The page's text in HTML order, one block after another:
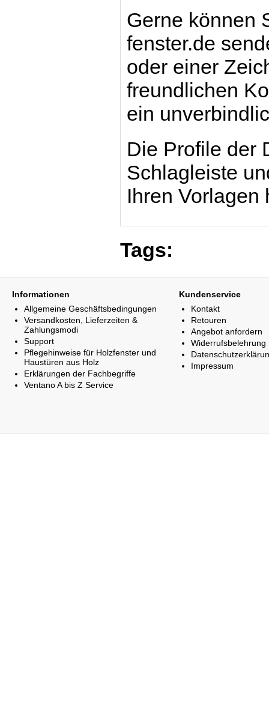
Gerne können
fenster.de
oder einer
freundlichen
ein
Die Profile der
Schlagleiste
Ihren Vorlagen
Tags:
Informationen
Allgemeine Geschäftsbedingungen
Versandkosten, Lieferzeiten &
Zahlungsmodi
Support
Pflegehinweise für Holzfenster und
Haustüren aus Holz
Erklärungen der Fachbegriffe
Ventano A bis Z Service
Kundenservice
Kontakt
Retouren
Angebot anfordern
Widerrufsbelehrung
Impressum